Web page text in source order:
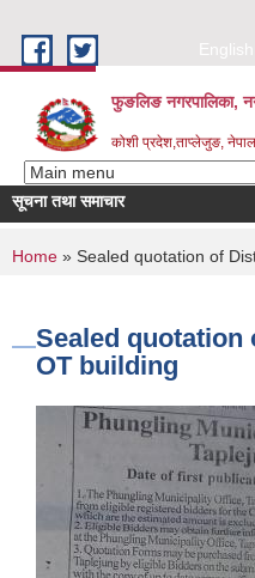
English
फुङलिङ नगरपालिका,
कोशी प्रदेश,ताप्लेजुङ, नेपाल
सूचना तथा समाचार
You are here
Home » Sealed quotation of
Sealed quotation
OT building